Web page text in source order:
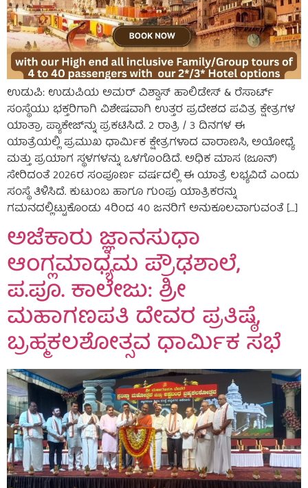
ಉಡುಪಿ: ಉಡುಪಿಯ ಅಮರ್ ವಿಶ್ವಾಸ್ ಹಾಲಿಡೇಸ್ & ರೆಸಾರ್ಟ್
ಸಂಸ್ಥೆಯು ಭಕ್ತರಿಗಾಗಿ ವಿಶೇಷವಾಗಿ ಉತ್ತರ ಪ್ರದೇಶದ ಪವಿತ್ರ ಕ್ಷೇತ್ರಗಳ
ಯಾತ್ರಾ ಪ್ಯಾಕೇಜ್‌ನ್ನು ಪ್ರಕಟಿಸಿದೆ. 2 ರಾತ್ರಿ / 3 ದಿನಗಳ ಈ
ಯಾತ್ರೆಯಲ್ಲಿ ಪ್ರಮುಖ ಧಾರ್ಮಿಕ ಕ್ಷೇತ್ರಗಳಾದ ವಾರಾಣಸಿ, ಅಯೋಧ್ಯೆ
ಮತ್ತು ಪ್ರಯಾಗ ಸ್ಥಳಗಳನ್ನು ಒಳಗೊಂಡಿದೆ. ಅಧಿಕ ಮಾಸ (ಜೂನ್)
ಸೇರಿದಂತೆ 2026ರ ಸಂಪೂರ್ಣ ವರ್ಷದಲ್ಲಿ ಈ ಯಾತ್ರೆ ಲಭ್ಯವಿದೆ ಎಂದು
ಸಂಸ್ಥೆ ತಿಳಿಸಿದೆ. ಕುಟುಂಬ ಹಾಗೂ ಗುಂಪು ಯಾತ್ರಿಕರನ್ನು
ಗಮನದಲ್ಲಿಟ್ಟುಕೊಂಡು 4ರಿಂದ 40 ಜನರಿಗೆ ಅನುಕೂಲವಾಗುವಂತೆ […]
ಅಜೆಕಾರು ಜ್ಞಾನಸುಧಾ
ಆಂಗ್ಲಮಾಧ್ಯಮ ಪ್ರೌಢಶಾಲೆ,
ಪ.ಪೂ. ಕಾಲೇಜು: ಶ್ರೀ
ಮಹಾಗಣಪತಿ ದೇವರ ಪ್ರತಿಷ್ಠೆ,
ಬ್ರಹ್ಮಕಲಶೋತ್ಸವ ಧಾರ್ಮಿಕ ಸಭೆ